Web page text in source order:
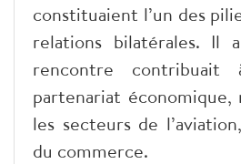
constituaient l’un des
relations bilatérales. Il
rencontre
partenariat économique,
les secteurs de
du commerce.